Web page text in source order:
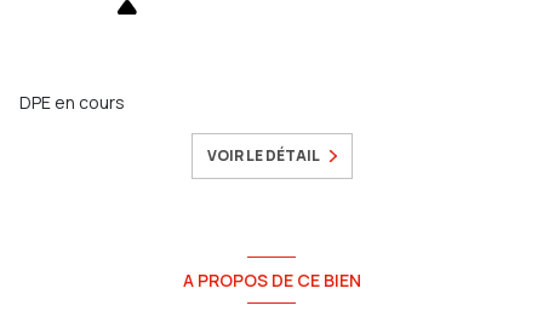
DPE en cours
VOIR LE DÉTAIL
A PROPOS DE CE BIEN